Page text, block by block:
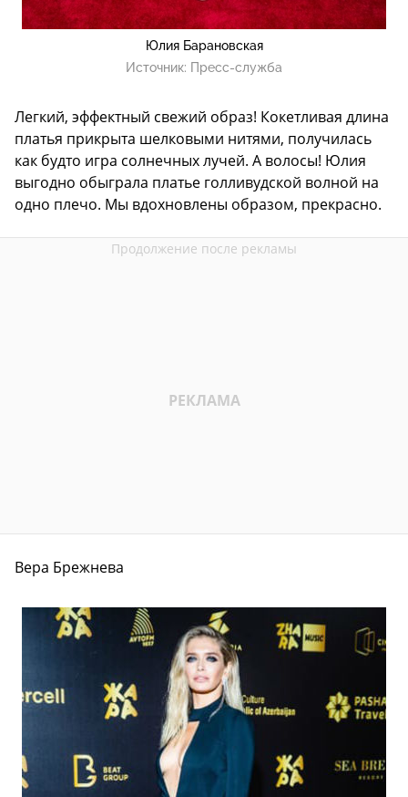
Юлия Барановская
Источник: Пресс-служба
Легкий, эффектный свежий образ! Кокетливая длина
платья прикрыта шелковыми нитями, получилась
как будто игра солнечных лучей. А волосы! Юлия
выгодно обыграла платье голливудской волной на
одно плечо. Мы вдохновлены образом, прекрасно.
Вера Брежнева